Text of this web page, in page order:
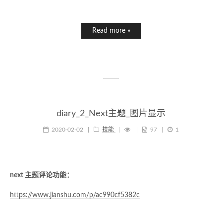
Read more »
diary_2_Next主题_图片显示
2020-02-02 技能 97 1
next 主题评论功能：
https://www.jianshu.com/p/ac990cf5382c